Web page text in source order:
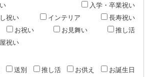
入学・卒業祝い
祝い
インテリア
長寿祝い
お祝い お見舞い
推し活
祝い
送別 推し活 お供え
お誕生日